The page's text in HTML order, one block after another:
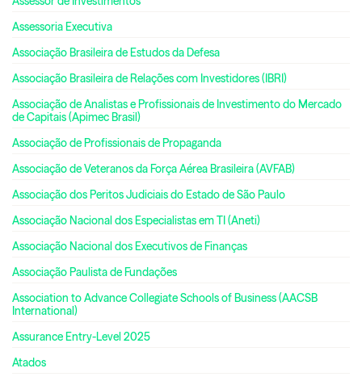
Assessoria Executiva
Associação Brasileira de Estudos da Defesa
Associação Brasileira de Relações com Investidores (IBRI)
Associação de Analistas e Profissionais de Investimento do Mercado
de Capitais (Apimec Brasil)
Associação de Profissionais de Propaganda
Associação de Veteranos da Força Aérea Brasileira (AVFAB)
Associação dos Peritos Judiciais do Estado de São Paulo
Associação Nacional dos Especialistas em TI (Aneti)
Associação Nacional dos Executivos de Finanças
Associação Paulista de Fundações
Association to Advance Collegiate Schools of Business (AACSB
International)
Assurance Entry-Level 2025
Atados